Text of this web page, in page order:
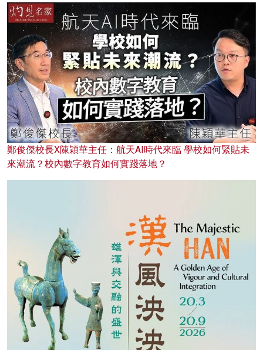
鄭俊傑校長X陳穎華主任：航天AI時代來臨 學校如何緊貼未
來潮流？校內數字教育如何實踐落地？